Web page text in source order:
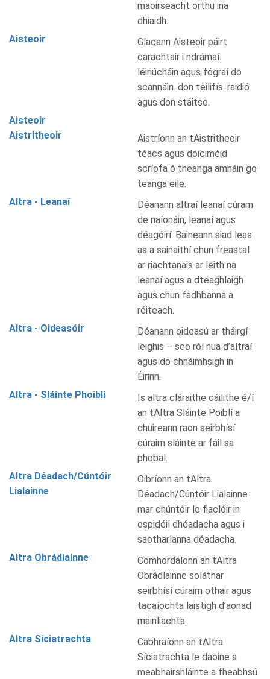
maoirseacht orthu ina
dhiaidh.
Aisteoir
Glacann Aisteoir páirt
carachtair i ndrámaí.
léiriúcháin agus fógraí do
scannáin. don teilifís. raidió
agus don stáitse.
Aisteoir
Aistritheoir
Aistríonn an tAistritheoir
téacs agus doiciméid
scríofa ó theanga amháin go
teanga eile.
Altra - Leanaí
Déanann altraí leanaí cúram
de naíonáin, leanaí agus
déagóirí. Baineann siad leas
as a sainaithí chun freastal
ar riachtanais ar leith na
leanaí agus a dteaghlaigh
agus chun fadhbanna a
réiteach.
Altra - Oideasóir
Déanann oideasú ar tháirgí
leighis – seo ról nua d’altraí
agus do chnáimhsigh in
Éirinn.
Altra - Sláinte Phoiblí
Is altra cláraithe cáilithe é/í
an tAltra Sláinte Poiblí a
chuireann raon seirbhísí
cúraim sláinte ar fáil sa
phobal.
Altra Déadach/Cúntóir
Lialainne
Oibríonn an tAltra
Déadach/Cúntóir Lialainne
mar chúntóir le fiaclóir in
ospidéil dhéadacha agus i
saotharlanna déadacha.
Altra Obrádlainne
Comhordaíonn an tAltra
Obrádlainne soláthar
seirbhísí cúraim othair agus
tacaíochta laistigh d’aonad
máinliachta.
Altra Síciatrachta
Cabhraíonn an tAltra
Síciatrachta le daoine a
meabhairshláinte a fheabhsú